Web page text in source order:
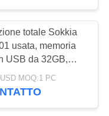
34
totale Sokkia
usata, memoria
USB da 32GB,
totale Leica,
171mm, per
MOQ:1 PC